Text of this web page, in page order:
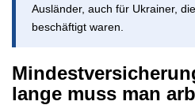
Ausländer, auch für Ukrainer,
beschäftigt waren.
lange muss man